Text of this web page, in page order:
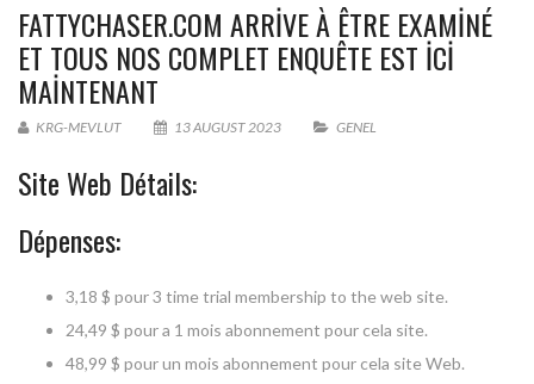
FATTYCHASER.COM ARRIVE À ÊTRE EXAMINÉ
ET TOUS NOS COMPLET ENQUÊTE EST ICI
MAINTENANT
KRG-MEVLUT 13 AUGUST 2023 GENEL
Site Web Détails:
Dépenses:
3,18 $ pour 3 time trial membership to the web site.
24,49 $ pour a 1 mois abonnement pour cela site.
48,99 $ pour un mois abonnement pour cela site Web.